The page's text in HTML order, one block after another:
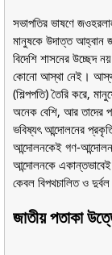
সভাপতির ভাষণে
মানুষকে উদাত্ত আহ্বান
বিদেশি শাসনের উচ্ছেদ
কোনো আস্থা নেই। আস্থা
(শিল্পপতি) তৈরি করে,
অনেক বেশি, আর তাদের
ভবিষ্যৎ আন্দোলনের
আন্দোলনকেই গণ-
আন্দোলনকে একান্তভাবেই
কেবল বিপথচালিত ও
জাতীয় পতাকা